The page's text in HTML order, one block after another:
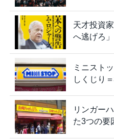
天才投資
へ逃げろ
ミニスト
しくじり
リンガー
た3つの